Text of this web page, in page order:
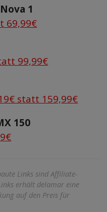
1
69,99€
99,99€
statt 159,99€
150
Links sind Affiliate-
erhält delamar eine
auf den Preis für